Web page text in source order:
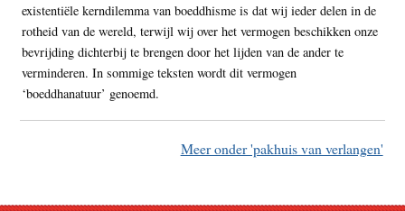
existentiële kerndilemma van boeddhisme is dat wij ieder delen in de
rotheid van de wereld, terwijl wij over het vermogen beschikken onze
bevrijding dichterbij te brengen door het lijden van de ander te
verminderen. In sommige teksten wordt dit vermogen
‘boeddhanatuur’ genoemd.
Meer onder 'pakhuis van verlangen'